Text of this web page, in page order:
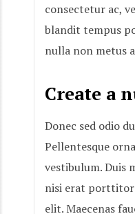
consectetur ac,
blandit tempus
nulla non metus
Create a
Donec sed odio
Pellentesque
vestibulum. Duis
nisi erat porttitor
elit. Maecenas